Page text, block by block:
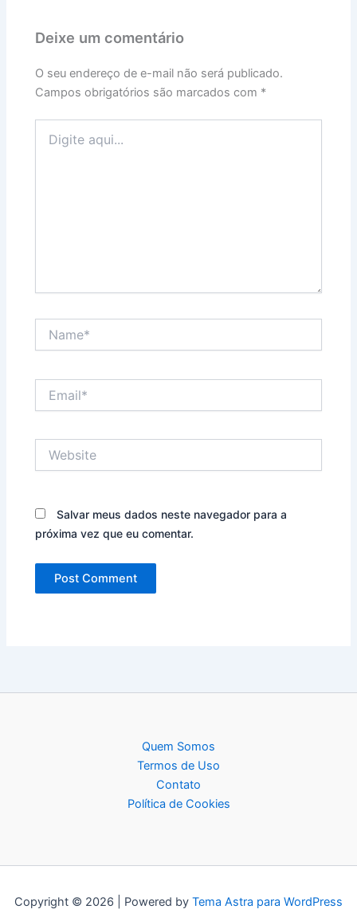
Deixe um comentário
O seu endereço de e-mail não será publicado.
Campos obrigatórios são marcados com *
aqui...
Salvar meus dados neste navegador para a
próxima vez que eu comentar.
Quem Somos
Termos de Uso
Contato
Política de Cookies
Copyright © 2026 | Powered by Tema Astra para WordPress